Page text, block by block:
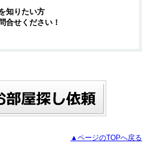
知りたい方
合せください！
▲ページのTOPへ戻る